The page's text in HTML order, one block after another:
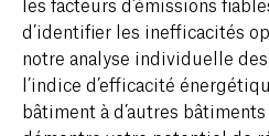
d’identifier les inefficacités
notre analyse individuelle
l’indice d’efficacité
bâtiment à d’autres